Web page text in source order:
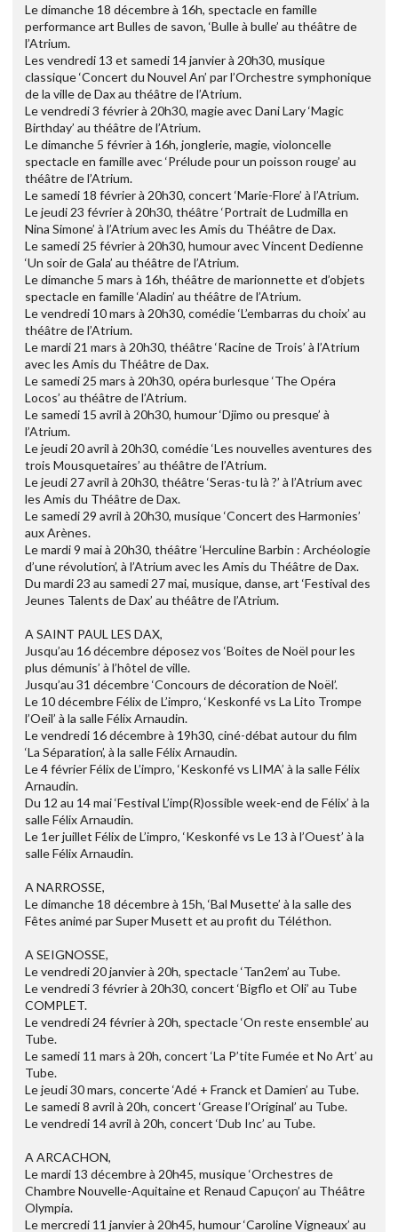
Le dimanche 18 décembre à 16h, spectacle en famille
performance art Bulles de savon, ‘Bulle à bulle’ au théâtre de
l’Atrium.
Les vendredi 13 et samedi 14 janvier à 20h30, musique
classique ‘Concert du Nouvel An’ par l’Orchestre symphonique
de la ville de Dax au théâtre de l’Atrium.
Le vendredi 3 février à 20h30, magie avec Dani Lary ‘Magic
Birthday’ au théâtre de l’Atrium.
Le dimanche 5 février à 16h, jonglerie, magie, violoncelle
spectacle en famille avec ‘Prélude pour un poisson rouge’ au
théâtre de l’Atrium.
Le samedi 18 février à 20h30, concert ‘Marie-Flore’ à l’Atrium.
Le jeudi 23 février à 20h30, théâtre ‘Portrait de Ludmilla en
Nina Simone’ à l’Atrium avec les Amis du Théâtre de Dax.
Le samedi 25 février à 20h30, humour avec Vincent Dedienne
‘Un soir de Gala’ au théâtre de l’Atrium.
Le dimanche 5 mars à 16h, théâtre de marionnette et d’objets
spectacle en famille ‘Aladin’ au théâtre de l’Atrium.
Le vendredi 10 mars à 20h30, comédie ‘L’embarras du choix’ au
théâtre de l’Atrium.
Le mardi 21 mars à 20h30, théâtre ‘Racine de Trois’ à l’Atrium
avec les Amis du Théâtre de Dax.
Le samedi 25 mars à 20h30, opéra burlesque ‘The Opéra
Locos’ au théâtre de l’Atrium.
Le samedi 15 avril à 20h30, humour ‘Djimo ou presque’ à
l’Atrium.
Le jeudi 20 avril à 20h30, comédie ‘Les nouvelles aventures des
trois Mousquetaires’ au théâtre de l’Atrium.
Le jeudi 27 avril à 20h30, théâtre ‘Seras-tu là ?’ à l’Atrium avec
les Amis du Théâtre de Dax.
Le samedi 29 avril à 20h30, musique ‘Concert des Harmonies’
aux Arènes.
Le mardi 9 mai à 20h30, théâtre ‘Herculine Barbin : Archéologie
d’une révolution’, à l’Atrium avec les Amis du Théâtre de Dax.
Du mardi 23 au samedi 27 mai, musique, danse, art ‘Festival des
Jeunes Talents de Dax’ au théâtre de l’Atrium.
A SAINT PAUL LES DAX,
Jusqu’au 16 décembre déposez vos ‘Boites de Noël pour les
plus démunis’ à l’hôtel de ville.
Jusqu’au 31 décembre ‘Concours de décoration de Noël’.
Le 10 décembre Félix de L’impro, ‘Keskonfé vs La Lito Trompe
l’Oeil’ à la salle Félix Arnaudin.
Le vendredi 16 décembre à 19h30, ciné-débat autour du film
‘La Séparation’, à la salle Félix Arnaudin.
Le 4 février Félix de L’impro, ‘Keskonfé vs LIMA’ à la salle Félix
Arnaudin.
Du 12 au 14 mai ‘Festival L’imp(R)ossible week-end de Félix’ à la
salle Félix Arnaudin.
Le 1er juillet Félix de L’impro, ‘Keskonfé vs Le 13 à l’Ouest’ à la
salle Félix Arnaudin.
A NARROSSE,
Le dimanche 18 décembre à 15h, ‘Bal Musette’ à la salle des
Fêtes animé par Super Musett et au profit du Téléthon.
A SEIGNOSSE,
Le vendredi 20 janvier à 20h, spectacle ‘Tan2em’ au Tube.
Le vendredi 3 février à 20h30, concert ‘Bigflo et Oli’ au Tube
COMPLET.
Le vendredi 24 février à 20h, spectacle ‘On reste ensemble’ au
Tube.
Le samedi 11 mars à 20h, concert ‘La P’tite Fumée et No Art’ au
Tube.
Le jeudi 30 mars, concerte ‘Adé + Franck et Damien’ au Tube.
Le samedi 8 avril à 20h, concert ‘Grease l’Original’ au Tube.
Le vendredi 14 avril à 20h, concert ‘Dub Inc’ au Tube.
A ARCACHON,
Le mardi 13 décembre à 20h45, musique ‘Orchestres de
Chambre Nouvelle-Aquitaine et Renaud Capuçon’ au Théâtre
Olympia.
Le mercredi 11 janvier à 20h45, humour ‘Caroline Vigneaux’ au